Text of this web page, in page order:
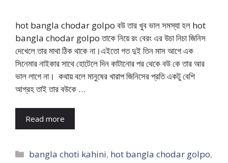
hot bangla chodar golpo বউ তার খুব ভাল সমস্যা হল hot
bangla chodar golpo তাকে নিয়ে রং বেরং এর উচা নিচা জিনিস
দেখেলে তার মাথা ঠিক থাকে না।এইতো গত দুই তিন মাস আগে এক
সিনেমার নাইকার সাথে হোটেলে দিন কাটানোর পর থেকে বউ কে তার আর
ভাল লাগে না। কথায় বলে মানুষের খারাপ জিনিসের প্রতি একটু বেশি
আগ্রহ তাই তার বউকে …
Read more
Categories
bangla choti kahini, hot bangla chodar golpo,